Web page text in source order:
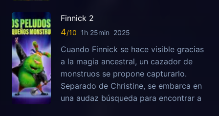
Finnick 2
4 1h 25min 2025
Cuando Finnick se hace visible gracias
a la magia ancestral, un cazador de
monstruos se propone capturarlo.
Separado de Christine, se embarca en
una audaz búsqueda para encontrar a